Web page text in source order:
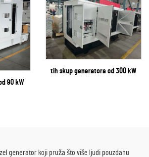
90 kW
tih skup generatora od 300 kW
generator koji pruža što više ljudi pouzdanu